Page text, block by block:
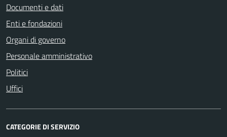
Documenti e dati
Enti e fondazioni
Organi di governo
Personale amministrativo
Politici
Uffici
CATEGORIE DI SERVIZIO